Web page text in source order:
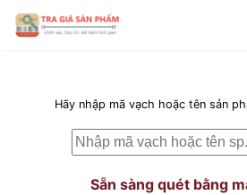
Hãy nhập mã vạch hoặc tên sản
Sẵn sàng quét bằng